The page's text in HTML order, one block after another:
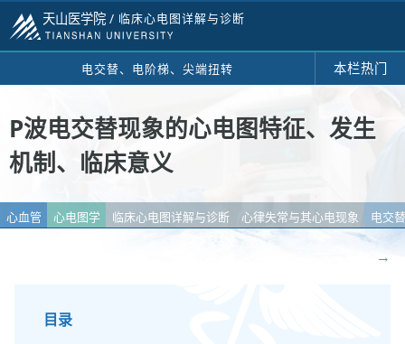
天山医学院 / 临床心电图详解与诊断
电交替、电阶梯、尖端扭转 本栏热门
P波电交替现象的心电图特征、发生
机制、临床意义
心血管 心电图学 临床心电图详解与诊断 心律失常与其心电现象 电交
→
目录